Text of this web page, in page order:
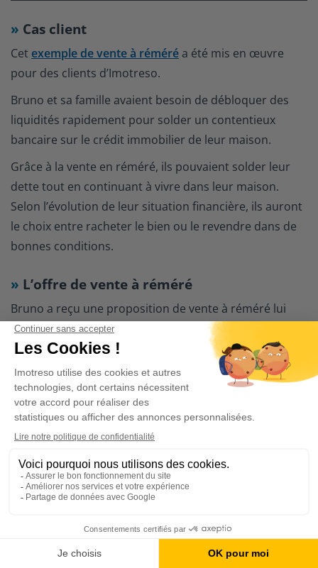
Cas client
Cet exemple de vente à réméré a été mis en œuvre
pour des clients d’Imotreso.
Bruno et sa famille avaient besoin de débloquer des
liquidités rapidement pour solder un contentieux
bancaire sur le crédit immobilier de leur maison.
Grâce à la vente en réméré, ils pouvaient solder leur
dette tout en continuant à vivre dans leur maison.
Selon l’évolution de leur situation financière, ils auront
le choix entre racheter le bien ou le revendre dans de
bonnes conditions.
L’offre de vente à réméré
Bruno a reçu une proposition de vente à réméré lui
permettant de solder ses créanciers et de disposer de
temps pour assainir ses finances.
Crédits à solder
200 000 €
+ Trésorerie
15 000 €
+ Frais de notaire (taux réduit)
= Prix de vente
221 000 €
Prix de rachat
Indemnité mensuelle
Bruno a pu rester dans son bien en contrepartie d’une